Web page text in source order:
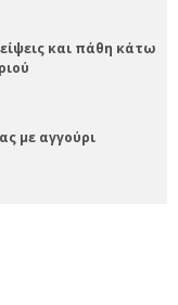
και πάθη κάτω
με αγγούρι